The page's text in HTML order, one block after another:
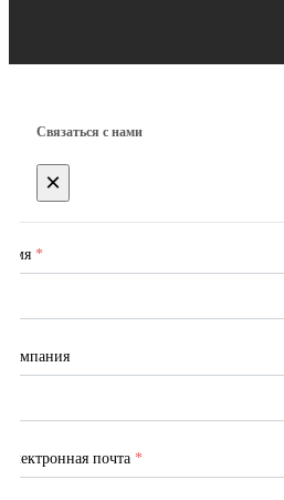
Связаться с нами
×
Имя *
Компания
Электронная почта *